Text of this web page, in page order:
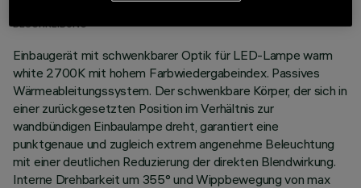
BESCHREIBUNG
Einbaugerät mit schwenkbarer Optik für LED-Lampe warm
white 2700K mit hohem Farbwiedergabeindex. Passives
Wärmeableitungssystem. Der schwenkbare Körper, der sich in
einer zurückgesetzten Position im Verhältnis zur
wandbündigen Einbaulampe dreht, garantiert eine
punktgenaue und zugleich extrem angenehme Beleuchtung
mit einer deutlichen Reduzierung der direkten Blendwirkung.
Interne Drehbarkeit um 355° und Wippbewegung von max